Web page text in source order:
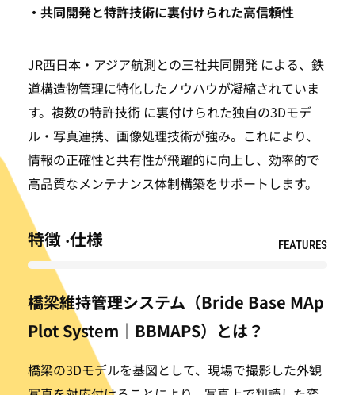
・共同開発と特許技術に裏付けられた高信頼性
JR西日本・アジア航測との三社共同開発 による、鉄
道構造物管理に特化したノウハウが凝縮されていま
す。複数の特許技術 に裏付けられた独自の3Dモデ
ル・写真連携、画像処理技術が強み。これにより、
情報の正確性と共有性が飛躍的に向上し、効率的で
高品質なメンテナンス体制構築をサポートします。
特徴 ‧仕様 FEATURES
橋梁維持管理システム（Bride Base MAp
Plot System｜BBMAPS）とは？
橋梁の3Dモデルを基図として、現場で撮影した外観